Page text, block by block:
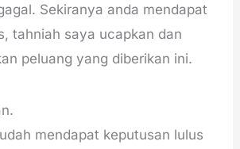
Sekiranya anda mendapat
tahniah saya ucapkan dan
peluang yang diberikan ini.
mendapat keputusan lulus